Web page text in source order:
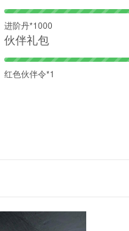
进阶丹*1000
伙伴礼包
红色伙伴令*1